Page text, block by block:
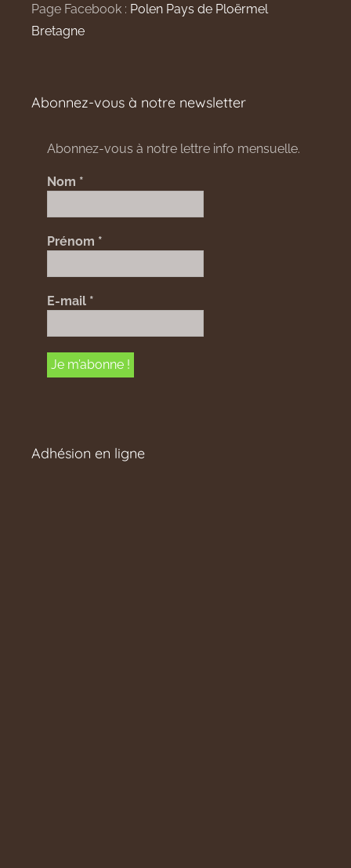
Page Facebook : Polen Pays de Ploërmel
Bretagne
Abonnez-vous à notre newsletter
Abonnez-vous à notre lettre info mensuelle.
Nom *
Prénom *
E-mail *
Adhésion en ligne